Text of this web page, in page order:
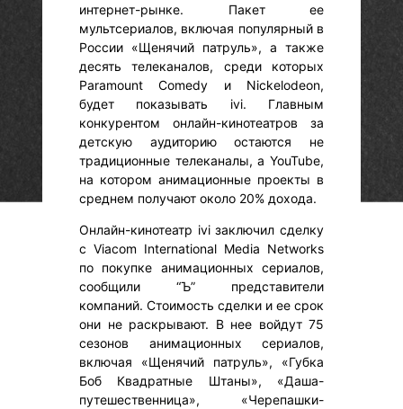
интернет-рынке. Пакет ее
мультсериалов, включая популярный в
России «Щенячий патруль», а также
десять телеканалов, среди которых
Paramount Comedy и Nickelodeon,
будет показывать ivi. Главным
конкурентом онлайн-кинотеатров за
детскую аудиторию остаются не
традиционные телеканалы, а YouTube,
на котором анимационные проекты в
среднем получают около 20% дохода.
Онлайн-кинотеатр ivi заключил сделку
с Viacom International Media Networks
по покупке анимационных сериалов,
сообщили “Ъ” представители
компаний. Стоимость сделки и ее срок
они не раскрывают. В нее войдут 75
сезонов анимационных сериалов,
включая «Щенячий патруль», «Губка
Боб Квадратные Штаны», «Даша-
путешественница», «Черепашки-